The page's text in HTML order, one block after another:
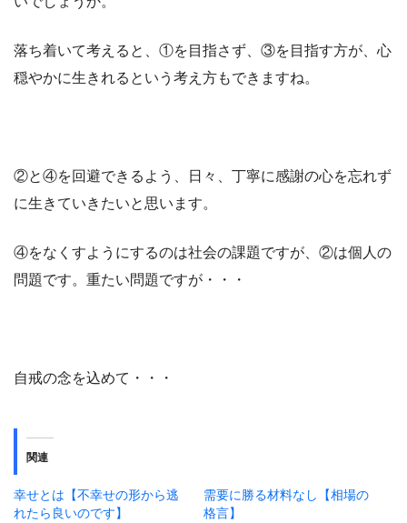
落ち着いて考えると、①を目指さず、③を目指す方が、心
穏やかに生きれるという考え方もできますね。
②と④を回避できるよう、日々、丁寧に感謝の心を忘れず
に生きていきたいと思います。
④をなくすようにするのは社会の課題ですが、②は個人の
問題です。重たい問題ですが・・・
自戒の念を込めて・・・
関連
幸せとは【不幸せの形から逃
れたら良いのです】
需要に勝る材料なし【相場の
格言】